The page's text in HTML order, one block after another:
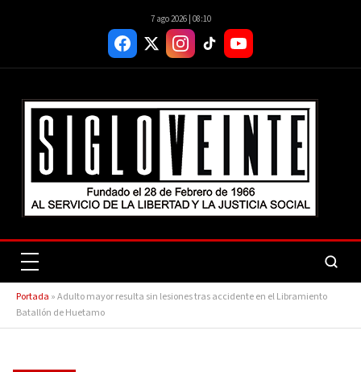
7 ago 2026 | 08:10
Portada »Adulto mayor resulta sin lesiones tras accidente en el Libramiento
Batallón de Huetamo